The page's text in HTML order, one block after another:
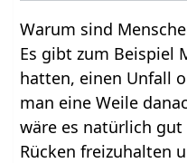
Warum sind
Es gibt zum Beispiel
hatten, einen Unfall
man eine Weile
wäre es natürlich gut
Rücken freizuhalten